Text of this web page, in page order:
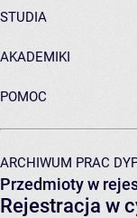
STUDIA
AKADEMIKI
POMOC
ARCHIWUM PRAC
Przedmioty w
Rejestracja w